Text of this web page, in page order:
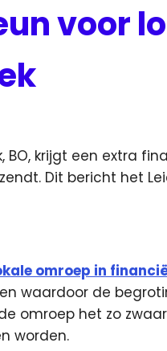
voor
BO, krijgt een extra
Dit bericht het
omroep in
waardoor de
omroep het zo
worden.